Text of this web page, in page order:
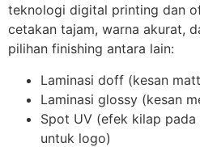
teknologi digital printing dan
cetakan tajam, warna akurat,
pilihan finishing antara lain:
Laminasi doff (kesan
Laminasi glossy (kesan
Spot UV (efek kilap
untuk logo)